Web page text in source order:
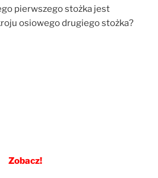
pierwszego stożka jest
osiowego drugiego stożka?
Zobacz!